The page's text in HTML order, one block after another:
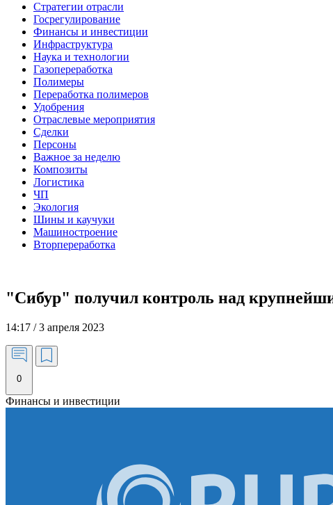
Стратегии отрасли
Госрегулирование
Финансы и инвестиции
Инфраструктура
Наука и технологии
Газопереработка
Полимеры
Переработка полимеров
Удобрения
Отраслевые мероприятия
Сделки
Персоны
Важное за неделю
Композиты
Логистика
ЧП
Экология
Шины и каучуки
Машиностроение
Вторпереработка
"Сибур" получил контроль над
14:17 / 3 апреля 2023
0